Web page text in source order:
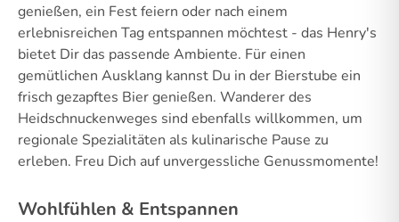
genießen, ein Fest feiern oder nach einem
erlebnisreichen Tag entspannen möchtest - das Henry's
bietet Dir das passende Ambiente. Für einen
gemütlichen Ausklang kannst Du in der Bierstube ein
frisch gezapftes Bier genießen. Wanderer des
Heidschnuckenweges sind ebenfalls willkommen, um
regionale Spezialitäten als kulinarische Pause zu
erleben. Freu Dich auf unvergessliche Genussmomente!
Wohlfühlen & Entspannen